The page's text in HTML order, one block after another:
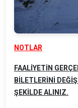
NOTLAR
FAALİYETİN
BİLETLERİNİ
ŞEKİLDE ALINIZ.